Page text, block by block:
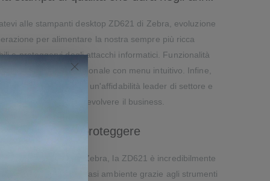
alle stampanti desktop ZD621 di Zebra, evoluzione
per alimentare la nostra sempre più ricca
e proteggervi dagli attacchi informatici. Funzionalità
touch full-color opzionale con menu intuitivo. Infine,
di utilizzo ottimale, un'affidabilità leader di settore e
di lavoro e fare evolvere il business.
gestire e proteggere
Print DNA
di Zebra, la ZD621 è incredibilmente
poco tempo in qualsiasi ambiente grazie agli strumenti